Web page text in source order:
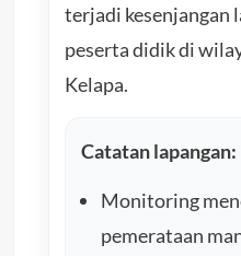
terjadi kesenjangan
peserta didik di
Kelapa.
Catatan lapangan:
Monitoring
pemerataan